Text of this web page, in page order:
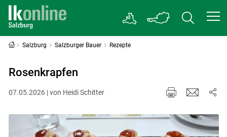
Salzburg Salzburger Bauer Rezepte
Rosenkrapfen
07.05.2026 | von Heidi Schitter